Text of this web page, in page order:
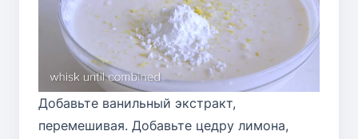
Добавьте ванильный экстракт,
перемешивая. Добавьте цедру лимона,